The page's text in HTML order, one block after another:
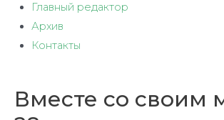
Главный редактор
Архив
Контакты
Вместе со своим